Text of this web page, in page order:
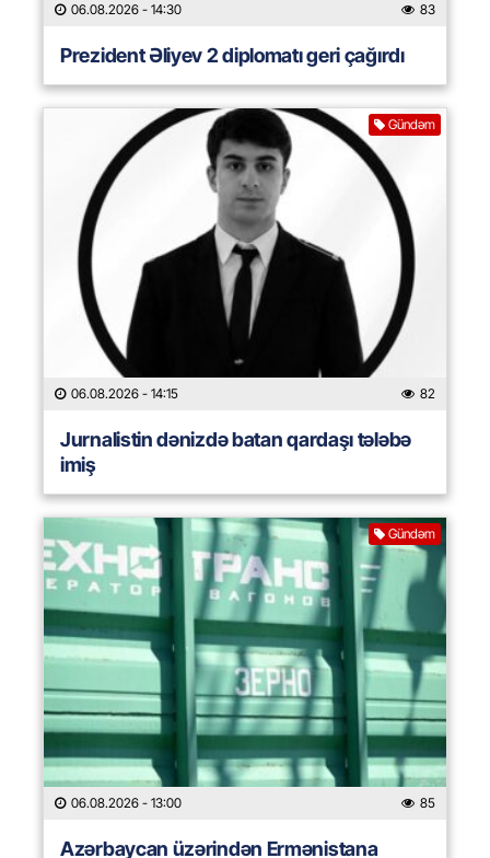
06.08.2026 - 14:30 83
Prezident Əliyev 2 diplomatı geri çağırdı
Gündəm
06.08.2026 - 14:15 82
Jurnalistin dənizdə batan qardaşı tələbə
imiş
Gündəm
06.08.2026 - 13:00 85
Azərbaycan üzərindən Ermənistana